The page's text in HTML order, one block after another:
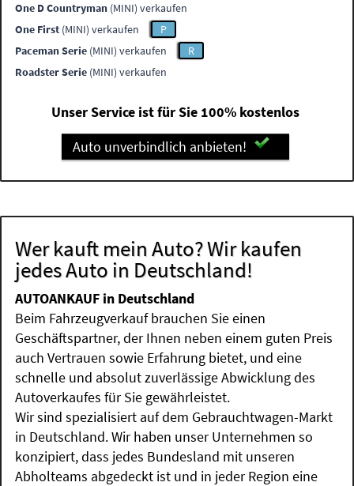
One D Countryman (MINI) verkaufen
One First (MINI) verkaufen
P
Paceman Serie (MINI) verkaufen
R
Roadster Serie (MINI) verkaufen
Unser Service ist für Sie 100% kostenlos
Auto unverbindlich anbieten!
Wer kauft mein Auto? Wir kaufen
jedes Auto in Deutschland!
AUTOANKAUF in Deutschland
Beim Fahrzeugverkauf brauchen Sie einen
Geschäftspartner, der Ihnen neben einem guten Preis
auch Vertrauen sowie Erfahrung bietet, und eine
schnelle und absolut zuverlässige Abwicklung des
Autoverkaufes für Sie gewährleistet.
Wir sind spezialisiert auf dem Gebrauchtwagen-Markt
in Deutschland. Wir haben unser Unternehmen so
konzipiert, dass jedes Bundesland mit unseren
Abholteams abgedeckt ist und in jeder Region eine